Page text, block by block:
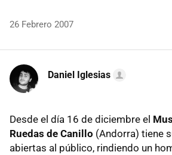
26 Febrero 2007
Daniel Iglesias
Desde el día 16 de diciembre el
Ruedas de Canillo (Andorra) tiene
abiertas al público, rindiendo un